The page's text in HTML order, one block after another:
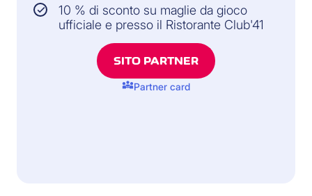
10 % di sconto su maglie da gioco
ufficiale e presso il Ristorante Club'41
SITO PARTNER
diversity_3Partner card